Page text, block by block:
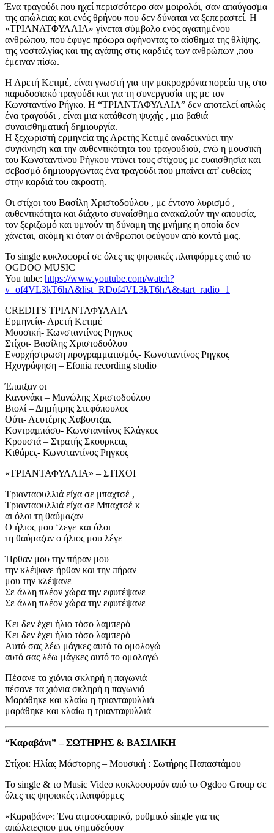
Ένα τραγούδι που ηχεί περισσότερο σαν μοιρολόι, σαν απαύγασμα
της απώλειας και ενός θρήνου που δεν δύναται να ξεπεραστεί. Η
«ΤΡΙΑΝΑΤΦΥΛΛΙΑ» γίνεται σύμβολο ενός αγαπημένου
ανθρώπου, που έφυγε πρόωρα αφήνοντας το αίσθημα της θλίψης,
της νοσταλγίας και της αγάπης στις καρδιές των ανθρώπων ,που
έμειναν πίσω.
Η Αρετή Κετιμέ, είναι γνωστή για την μακροχρόνια πορεία της στο
παραδοσιακό τραγούδι και για τη συνεργασία της με τον
Κωνσταντίνο Ρήγκο. Η “ΤΡΙΑΝΤΑΦΥΛΛΙΑ” δεν αποτελεί απλώς
ένα τραγούδι , είναι μια κατάθεση ψυχής , μια βαθιά
συναισθηματική δημιουργία.
Η ξεχωριστή ερμηνεία της Αρετής Κετιμέ αναδεικνύει την
συγκίνηση και την αυθεντικότητα του τραγουδιού, ενώ η μουσική
του Κωνσταντίνου Ρήγκου ντύνει τους στίχους με ευαισθησία και
σεβασμό δημιουργώντας ένα τραγούδι που μπαίνει απ’ ευθείας
στην καρδιά του ακροατή.
Οι στίχοι του Βασίλη Χριστοδούλου , με έντονο λυρισμό ,
αυθεντικότητα και διάχυτο συναίσθημα ανακαλούν την απουσία,
τον ξεριζωμό και υμνούν τη δύναμη της μνήμης η οποία δεν
χάνεται, ακόμη κι όταν οι άνθρωποι φεύγουν από κοντά μας.
Το single κυκλοφορεί σε όλες τις ψηφιακές πλατφόρμες από το
OGDOO MUSIC
You tube: https://www.youtube.com/watch?
v=of4VL3kT6hA&list=RDof4VL3kT6hA&start_radio=1
CREDITS ΤΡΙΑΝΤΑΦΥΛΛΙΑ
Ερμηνεία- Αρετή Κετιμέ
Μουσική- Κωνσταντίνος Ρηγκος
Στίχοι- Βασίλης Χριστοδούλου
Ενορχήστρωση προγραμματισμός- Κωνσταντίνος Ρηγκος
Ηχογράφηση – Efonia recording studio
Έπαιξαν οι
Κανονάκι – Μανώλης Χριστοδούλου
Βιολί – Δημήτρης Στεφόπουλος
Ούτι- Λευτέρης Χαβουτζας
Κοντραμπάσο- Κωνσταντίνος Κλάγκος
Κρουστά – Στρατής Σκουρκεας
Κιθάρες- Κωνσταντίνος Ρηγκος
«ΤΡΙΑΝΤΑΦΥΛΛΙΑ» – ΣΤΙΧΟΙ
Τριανταφυλλιά είχα σε μπαχτσέ ,
Τριανταφυλλιά είχα σε Μπαχτσέ κ
αι όλοι τη θαύμαζαν
Ο ήλιος μου ‘λεγε και όλοι
τη θαύμαζαν ο ήλιος μου λέγε
Ήρθαν μου την πήραν μου
την κλέψανε ήρθαν και την πήραν
μου την κλέψανε
Σε άλλη πλέον χώρα την εφυτέψανε
Σε άλλη πλέον χώρα την εφυτέψανε
Κει δεν έχει ήλιο τόσο λαμπερό
Κει δεν έχει ήλιο τόσο λαμπερό
Αυτό σας λέω μάγκες αυτό το ομολογώ
αυτό σας λέω μάγκες αυτό το ομολογώ
Πέσανε τα χιόνια σκληρή η παγωνιά
πέσανε τα χιόνια σκληρή η παγωνιά
Μαράθηκε και κλαίω η τριανταφυλλιά
μαράθηκε και κλαίω η τριανταφυλλιά
“Καραβάνι” – ΣΩΤΗΡΗΣ & ΒΑΣΙΛΙΚΗ
Στίχοι: Ηλίας Μάστορης – Μουσική : Σωτήρης Παπαστάμου
Το single & το Music Video κυκλοφορούν από το Ogdoo Group σε
όλες τις ψηφιακές πλατφόρμες
«Καραβάνι»: Ένα ατμοσφαιρικό, ρυθμικό single για τις
απώλειεςπου μας σημαδεύουν